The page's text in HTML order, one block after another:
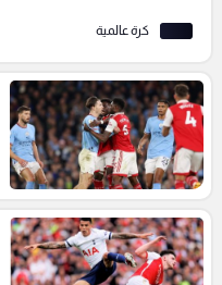
كرة عالمية